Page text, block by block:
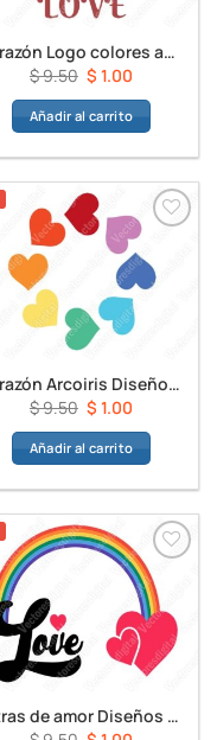
Corazón Logo colores amor mágico Diseño vector
$9.50 El
precio
original
$ 9.50.
$ 1.00
precio
actual
$ 1.00.
Añadir al carrito
Corazón Arcoiris Diseños Vectores
$9.50 El
precio
original
$ 9.50.
$ 1.00
precio
actual
$ 1.00.
Añadir al carrito
Letras de amor Diseños Vectores